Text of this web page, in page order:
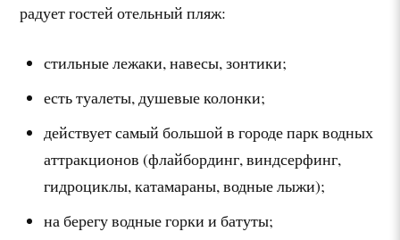
радует гостей отельный пляж:
стильные лежаки, навесы, зонтики;
есть туалеты, душевые колонки;
действует самый большой в городе парк водных
аттракционов (флайбординг, виндсерфинг,
гидроциклы, катамараны, водные лыжи);
на берегу водные горки и батуты;